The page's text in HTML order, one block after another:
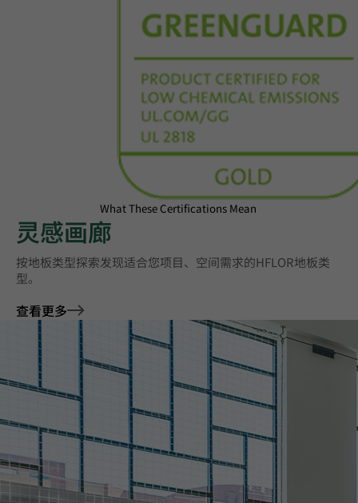
What These Certifications Mean
灵感画廊
按地板类型探索发现适合您项目、空间需求的HFLOR地板类
型。
查看更多